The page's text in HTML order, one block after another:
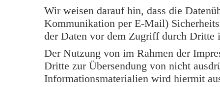
Wir weisen darauf hin, dass die
Kommunikation per E-Mail)
der Daten vor dem Zugriff durch Dritte
Der Nutzung von im Rahmen der
Dritte zur Übersendung von nicht
Informationsmaterialien wird hiermit